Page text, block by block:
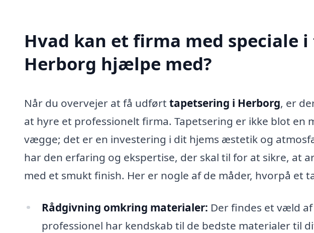
Hvad kan et firma med speciale
Herborg hjælpe med?
Når du overvejer at få udført tapetsering i Herborg, er
at hyre et professionelt firma. Tapetsering er ikke blot en
vægge; det er en investering i dit hjems æstetik og
har den erfaring og ekspertise, der skal til for at sikre, at
med et smukt finish. Her er nogle af de måder, hvorpå et
Rådgivning omkring materialer: Der findes et væld
professionel har kendskab til de bedste materialer til